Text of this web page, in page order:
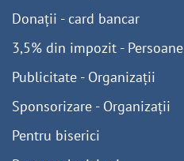
Donații - card bancar
3,5% din impozit - Persoane
Publicitate - Organizații
Sponsorizare - Organizații
Pentru biserici